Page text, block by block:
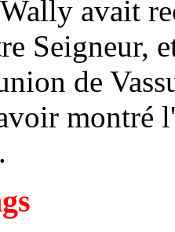
avait
Seigneur,
de
montré